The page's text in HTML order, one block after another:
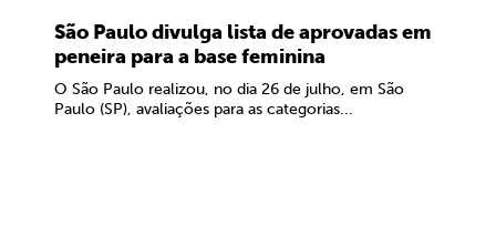
São Paulo divulga lista de aprovadas em
peneira para a base feminina
O São Paulo realizou, no dia 26 de julho, em São
Paulo (SP), avaliações para as categorias...